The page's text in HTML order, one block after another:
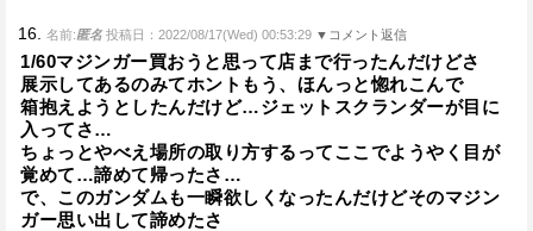
16. 名前:匿名 投稿日：2022/08/17(Wed) 00:53:29 ▼コメント返信
1/60マジンガー買おうと思って店まで行ったんだけどさ
展示してあるのみてホントもう、ほんっと惚れこんで
箱抱えようとしたんだけど…ジェットスクランダーが目に
入ってさ…
ちょっとやべえ場所の取り方するってここでようやく目が
覚めて…諦めて帰ったさ…
で、このガンダムも一瞬欲しくなったんだけどそのマジン
ガー思い出して諦めたさ